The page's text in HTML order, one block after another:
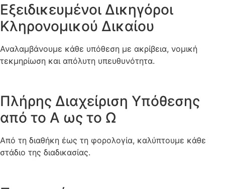
Εξειδικευμένοι Δικηγόροι
Κληρονομικού Δικαίου
Αναλαμβάνουμε κάθε υπόθεση με ακρίβεια, νομική
τεκμηρίωση και απόλυτη υπευθυνότητα.
Πλήρης Διαχείριση Υπόθεσης
από το Α ως το Ω
Από τη διαθήκη έως τη φορολογία, καλύπτουμε κάθε
στάδιο της διαδικασίας.